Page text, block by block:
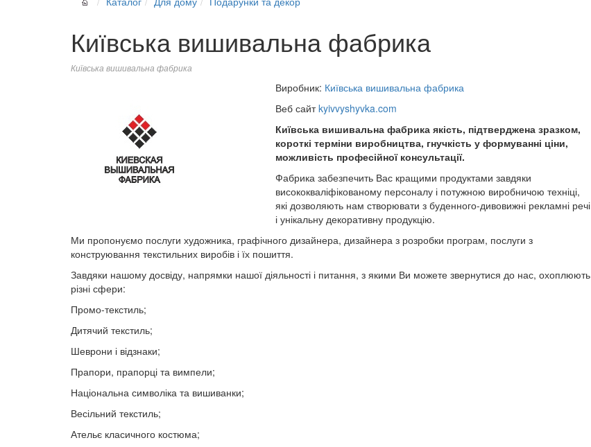
Київська вишивальна фабрика
Київська вишивальна фабрика
Виробник: Київська вишивальна фабрика
Веб сайтkyivvyshyvka.com
Київська вишивальна фабрика якість, підтверджена зразком,
короткі терміни виробництва, гнучкість у формуванні ціни,
можливість професійної консультації.
Фабрика забезпечить Вас кращими продуктами завдяки
висококваліфікованому персоналу і потужною виробничою техніці,
які дозволяють нам створювати з буденного-дивовижні рекламні речі
і унікальну декоративну продукцію.
Ми пропонуємо послуги художника, графічного дизайнера, дизайнера з розробки програм, послуги з
конструювання текстильних виробів і їх пошиття.
Завдяки нашому досвіду, напрямки нашої діяльності і питання, з якими Ви можете звернутися до нас, охоплюють
різні сфери:
Промо-текстиль;
Дитячий текстиль;
Шеврони і відзнаки;
Прапори, прапорці та вимпели;
Національна символіка та вишиванки;
Весільний текстиль;
Ательє класичного костюма;